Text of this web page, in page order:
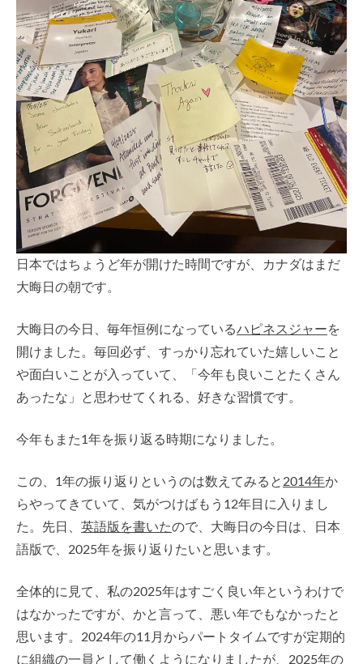
日本ではちょうど年が開けた時間ですが、カナダはまだ
大晦日の朝です。
大晦日の今日、毎年恒例になっているハピネスジャーを
開けました。毎回必ず、すっかり忘れていた嬉しいこと
や面白いことが入っていて、「今年も良いことたくさん
あったな」と思わせてくれる、好きな習慣です。
今年もまた1年を振り返る時期になりました。
この、1年の振り返りというのは数えてみると 2014年か
らやってきていて、気がつけばもう12年目に入りまし
た。先日、 英語版を書いたので、大晦日の今日は、日本
語版で、2025年を振り返りたいと思います。
全体的に見て、私の2025年はすごく良い年というわけで
はなかったですが、かと言って、悪い年でもなかったと
思います。2024年の11月からパートタイムですが定期的
に組織の一員として働くようになりましたが、2025年の